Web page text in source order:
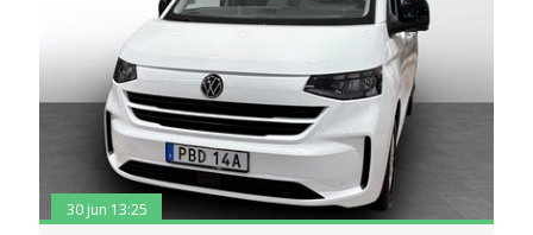
30 jun 13:25